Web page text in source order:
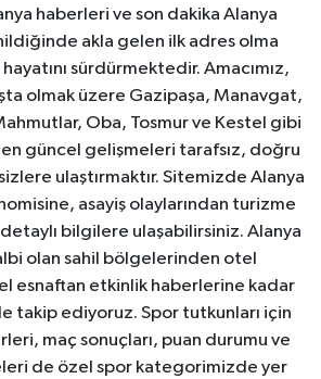
haberleri ve son dakika Alanya
akla gelen ilk adres olma
sürdürmektedir. Amacımız,
olmak üzere Gazipaşa, Manavgat,
Oba, Tosmur ve Kestel gibi
güncel gelişmeleri tarafsız, doğru
ulaştırmaktır. Sitemizde Alanya
asayiş olaylarından turizme
bilgilere ulaşabilirsiniz. Alanya
olan sahil bölgelerinden otel
esnaftan etkinlik haberlerine kadar
takip ediyoruz. Spor tutkunları için
maç sonuçları, puan durumu ve
de özel spor kategorimizde yer